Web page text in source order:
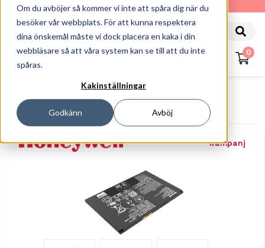
Om du avböjer så kommer vi inte att spåra dig när du
besöker vår webbplats. För att kunna respektera
dina önskemål måste vi dock placera en kaka i din
webbläsare så att våra system kan se till att du inte
spåras.
Kakinställningar
Godkänn Avböj
010-162 61 90
0
Handdatorer
Tillbehör Tablets
Honeywell Batteri - Standard
Kampanj